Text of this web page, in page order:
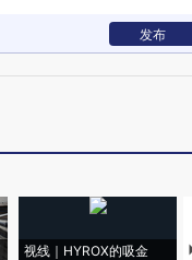
发布
视线｜HYROX的吸金